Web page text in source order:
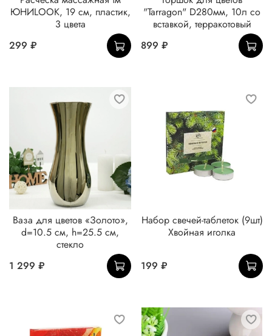
ЮНИLOOK, 19 см, пластик,
3 цвета
299 ₽
"Tarragon" D280мм, 10л со
вставкой, терракотовый
899 ₽
Ваза для цветов «Золото»,
d=10.5 см, h=25.5 см,
стекло
1 299 ₽
Набор свечей-таблеток (9шт)
Хвойная иголка
199 ₽